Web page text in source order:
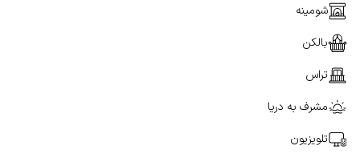
شومینه
بالکن
تراس
مشرف به دریا
تلویزیون